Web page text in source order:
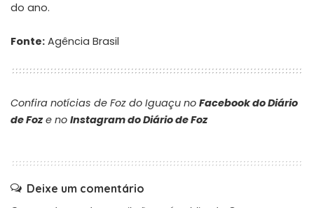
do ano.
Fonte: Agência Brasil
Confira notícias de Foz do Iguaçu no Facebook do Diário
de Foze no Instagram do Diário de Foz
Deixe um comentário